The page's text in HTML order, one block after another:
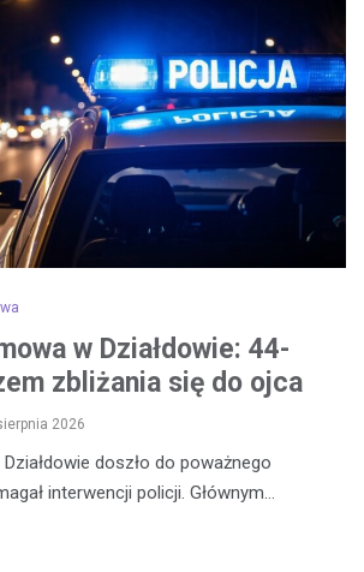
w Działdowie: 44-
zbliżania się do ojca
2026
doszło do poważnego
interwencji policji. Głównym…